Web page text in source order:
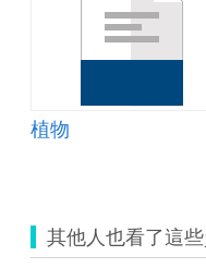
植物
其他人也看了這